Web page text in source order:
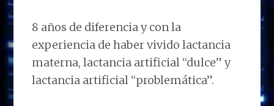
8 años de diferencia y con la
experiencia de haber vivido lactancia
materna, lactancia artificial “dulce” y
lactancia artificial “problemática”.